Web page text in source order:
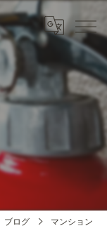
ブログ マンション